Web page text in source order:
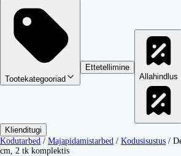
Tootekategooriad
Ettetellimine
Allahindlus
Klienditugi
Kodutarbed / Majapidamistarbed / Kodusisustus /
cm, 2 tk komplektis